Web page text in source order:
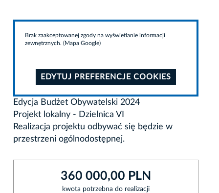
Brak zaakceptowanej zgody na wyświetlanie informacji
zewnętrznych. (Mapa Google)
EDYTUJ PREFERENCJE COOKIES
Edycja Budżet Obywatelski 2024
Projekt lokalny - Dzielnica VI
Realizacja projektu odbywać się będzie w
przestrzeni ogólnodostępnej.
360 000,00 PLN
kwota potrzebna do realizacji